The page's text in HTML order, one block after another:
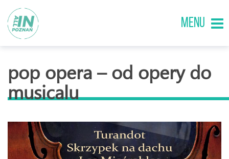
MENU
pop opera – od opery do
musicalu